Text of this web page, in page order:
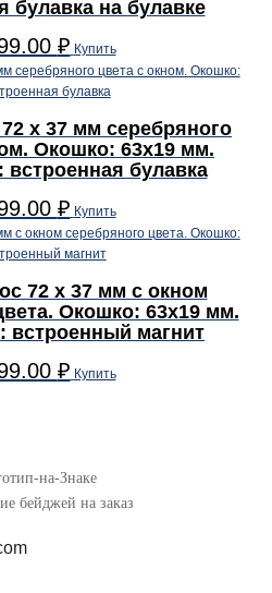
булавка на булавке
₽ Купить
x 37 мм серебряного
Окошко: 63х19 мм.
встроенная булавка
₽ Купить
72 x 37 мм с окном
Окошко: 63х19 мм.
встроенный магнит
₽ Купить
бейджей на заказ